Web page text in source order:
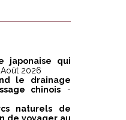
japonaise qui
2026
le drainage
chinois -
naturels de